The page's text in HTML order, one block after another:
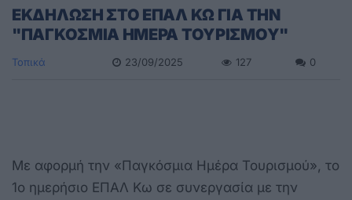
ΕΚΔΗΛΩΣΗ ΣΤΟ ΕΠΑΛ ΚΩ ΓΙΑ ΤΗΝ
"ΠΑΓΚΟΣΜΙΑ ΗΜΕΡΑ ΤΟΥΡΙΣΜΟΥ"
Τοπικά 23/09/2025 127 0
Με αφορμή την «Παγκόσμια Ημέρα Τουρισμού», το
1ο ημερήσιο ΕΠΑΛ Κω σε συνεργασία με την